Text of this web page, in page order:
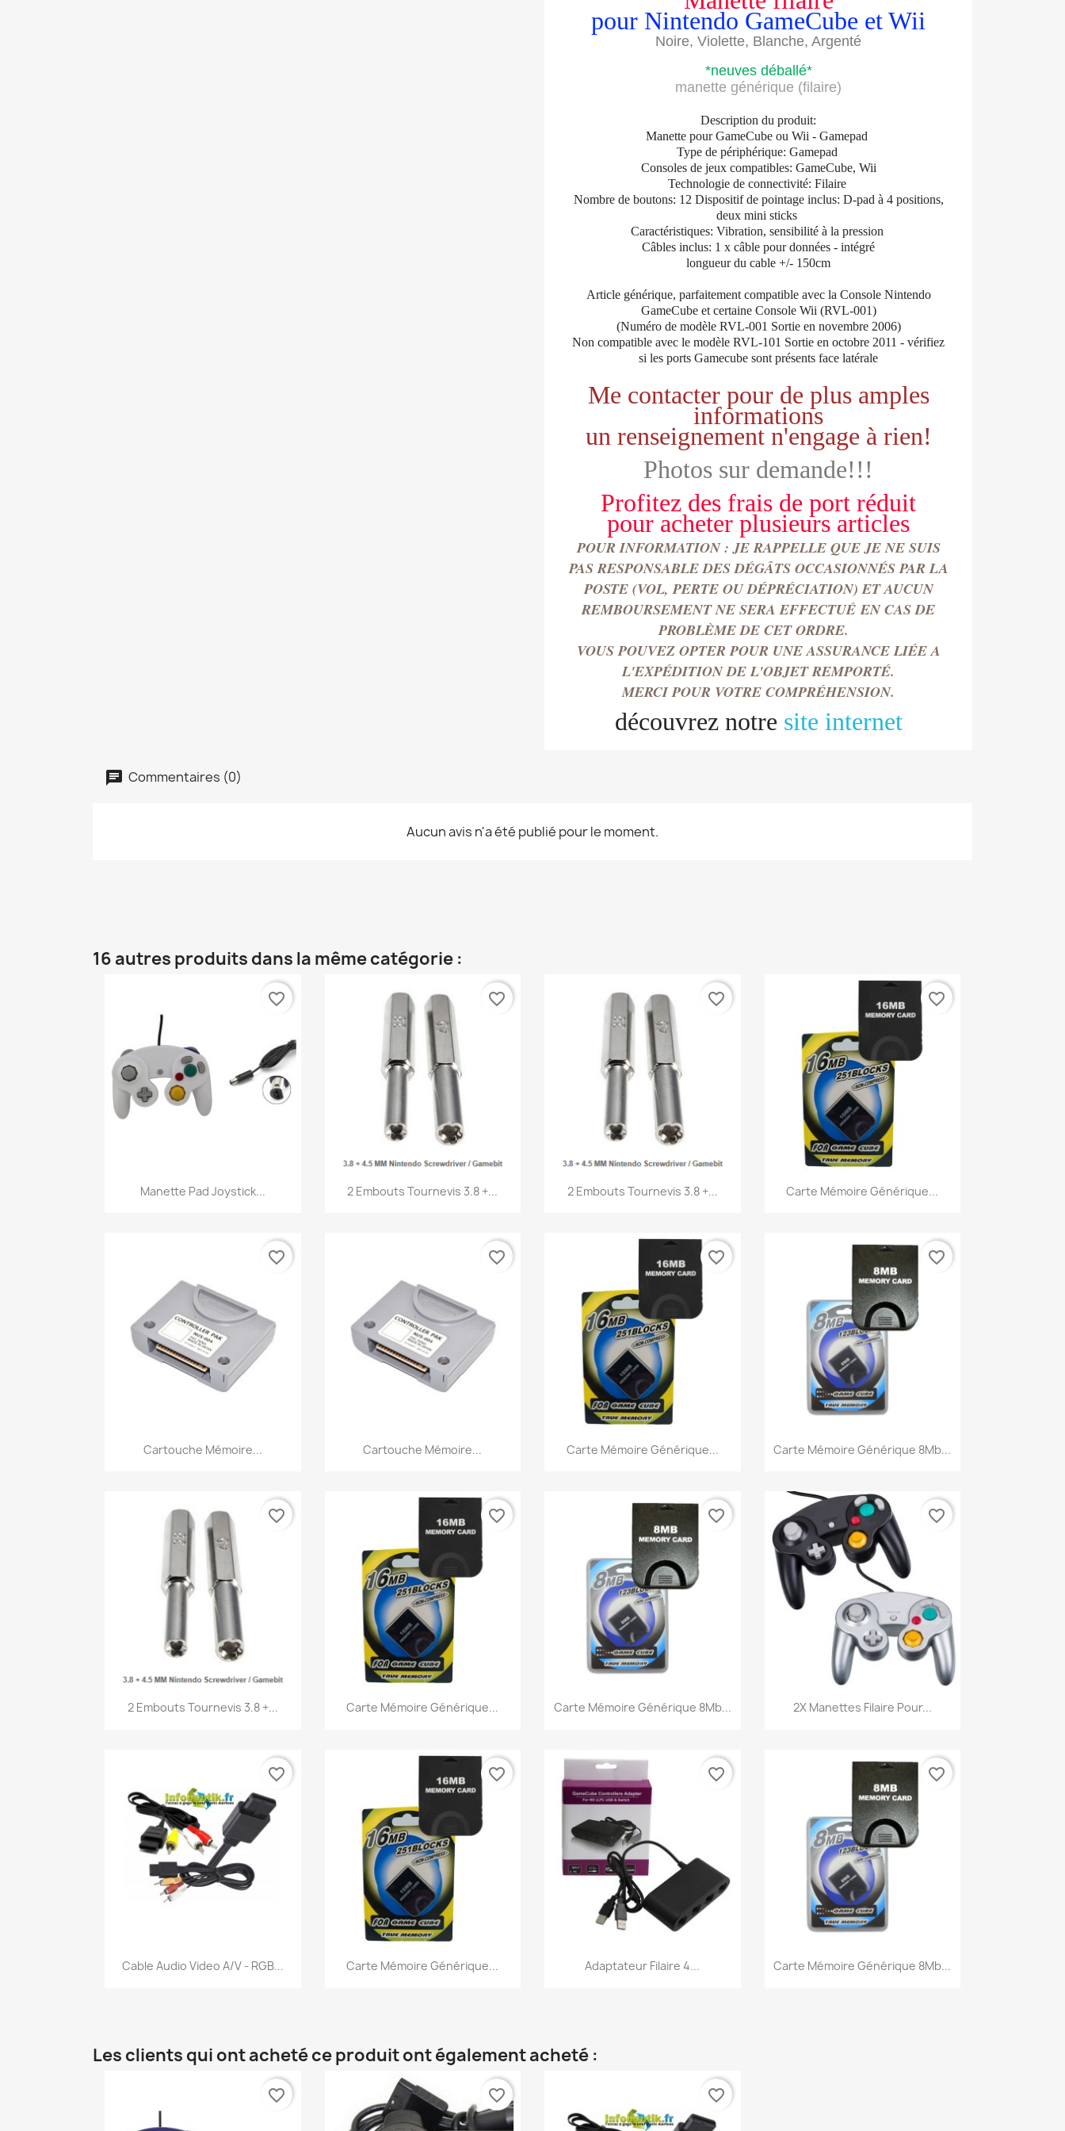
pour Nintendo GameCube et Wii
Noire, Violette, Blanche, Argenté
*neuves déballé*
manette générique (filaire)
Description du produit:
Manette pour GameCube ou Wii - Gamepad
Type de périphérique: Gamepad
Consoles de jeux compatibles: GameCube, Wii
Technologie de connectivité: Filaire
Nombre de boutons: 12 Dispositif de pointage inclus: D-pad à 4 positions,
deux mini sticks
Caractéristiques: Vibration, sensibilité à la pression
Câbles inclus: 1 x câble pour données - intégré
longueur du cable +/- 150cm
Article générique, parfaitement compatible avec la Console Nintendo
GameCube et certaine Console Wii (RVL-001)
(Numéro de modèle RVL-001 Sortie en novembre 2006)
Non compatible avec le modèle RVL-101 Sortie en octobre 2011 - vérifiez
si les ports Gamecube sont présents face latérale
Me contacter pour de plus amples
informations
un renseignement n'engage à rien!
Photos sur demande!!!
Profitez des frais de port réduit
pour acheter plusieurs articles
POUR INFORMATION : JE RAPPELLE QUE JE NE SUIS
PAS RESPONSABLE DES DÉGÂTS OCCASIONNÉS PAR LA
POSTE (VOL, PERTE OU DÉPRÉCIATION) ET AUCUN
REMBOURSEMENT NE SERA EFFECTUÉ EN CAS DE
PROBLÈME DE CET ORDRE.
VOUS POUVEZ OPTER POUR UNE ASSURANCE LIÉE A
L'EXPÉDITION DE L'OBJET REMPORTÉ.
MERCI POUR VOTRE COMPRÉHENSION.
découvrez notre site internet
Commentaires (0)
Aucun avis n'a été publié pour le moment.
16 autres produits dans la même catégorie :
Aperçu rapide
Manette Pad Joystick...
favorite_border
Aperçu rapide
2 Embouts Tournevis 3.8 +...
favorite_border
Aperçu rapide
2 Embouts Tournevis 3.8 +...
favorite_border
Aperçu rapide
Carte Mémoire Générique...
favorite_border
Aperçu rapide
Cartouche Mémoire...
favorite_border
Aperçu rapide
Cartouche Mémoire...
favorite_border
Aperçu rapide
Carte Mémoire Générique...
favorite_border
Aperçu rapide
Carte Mémoire Générique 8Mb...
favorite_border
Aperçu rapide
2 Embouts Tournevis 3.8 +...
favorite_border
Aperçu rapide
Carte Mémoire Générique...
favorite_border
Aperçu rapide
Carte Mémoire Générique 8Mb...
favorite_border
Aperçu rapide
2X Manettes Filaire Pour...
favorite_border
Aperçu rapide
Cable Audio Video A/V - RGB...
favorite_border
Aperçu rapide
Carte Mémoire Générique...
favorite_border
Aperçu rapide
Adaptateur Filaire 4...
favorite_border
Aperçu rapide
Carte Mémoire Générique 8Mb...
favorite_border
Les clients qui ont acheté ce produit ont également acheté :
favorite_border favorite_border favorite_border